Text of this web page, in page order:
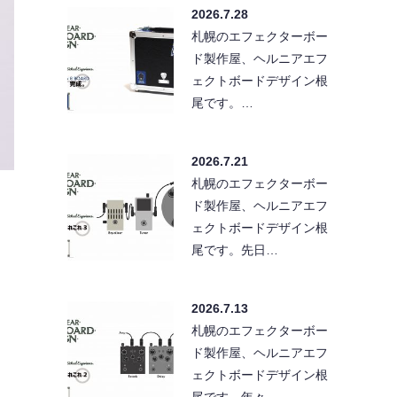
2026.7.28
札幌のエフェクターボー
ド製作屋、ヘルニアエフ
ェクトボードデザイン根
尾です。…
2026.7.21
札幌のエフェクターボー
ド製作屋、ヘルニアエフ
ェクトボードデザイン根
尾です。先日…
2026.7.13
札幌のエフェクターボー
ド製作屋、ヘルニアエフ
ェクトボードデザイン根